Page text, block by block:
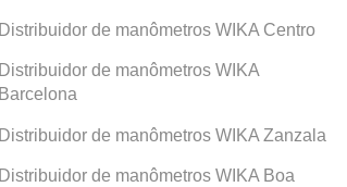
Distribuidor de manômetros WIKA Centro
Distribuidor de manômetros WIKA
Barcelona
Distribuidor de manômetros WIKA Zanzala
Distribuidor de manômetros WIKA Boa